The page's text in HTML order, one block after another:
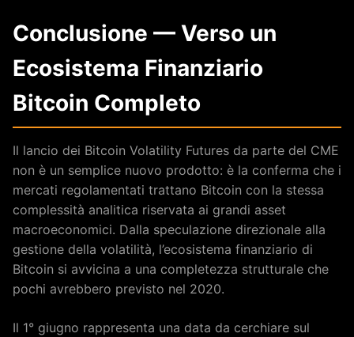
Conclusione — Verso un
Ecosistema Finanziario
Bitcoin Completo
Il lancio dei Bitcoin Volatility Futures da parte del CME
non è un semplice nuovo prodotto: è la conferma che i
mercati regolamentati trattano Bitcoin con la stessa
complessità analitica riservata ai grandi asset
macroeconomici. Dalla speculazione direzionale alla
gestione della volatilità, l’ecosistema finanziario di
Bitcoin si avvicina a una completezza strutturale che
pochi avrebbero previsto nel 2020.
Il 1° giugno rappresenta una data da cerchiare sul